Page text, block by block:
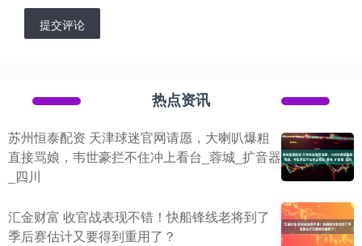
提交评论
热点资讯
苏州恒泰配资 天津球迷官网请愿，大喇叭爆粗
直接骂娘，韦世豪拦不住冲上看台_蓉城_扩音器
_四川
汇金财富 收官战表现不错！快船锋线老将到了
季后赛估计又要得到重用了？